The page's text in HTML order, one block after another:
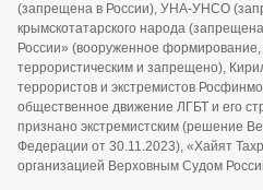
(запрещена в России), УНА-УНСО
крымскотатарского народа
России» (вооруженное
террористическим и запрещено),
террористов и экстремистов
общественное движение ЛГБТ и его
признано экстремистским (решение
Федерации от 30.11.2023), «Хайят
организацией Верховным Судом